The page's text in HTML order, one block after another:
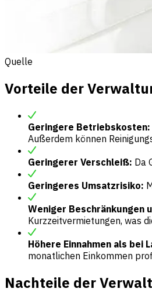
Quelle
Vorteile der
Geringere Betriebskosten:
Außerdem können
Geringerer Verschleiß: Da
Geringeres Umsatzrisiko:
Weniger Beschränkungen
Kurzzeitvermietungen, was
Höhere Einnahmen als bei
monatlichen Einkommen
Nachteile der